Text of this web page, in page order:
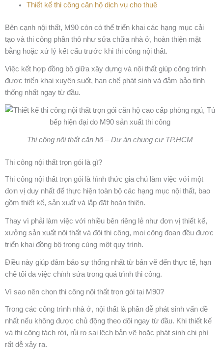
Thiết kế thi công căn hộ dịch vụ cho thuê
Bên cạnh nội thất, M90 còn có thể triển khai các hạng mục cải
tạo và thi công phần thô như sửa chữa nhà ở, hoàn thiện mặt
bằng hoặc xử lý kết cấu trước khi thi công nội thất.
Việc kết hợp đồng bộ giữa xây dựng và nội thất giúp công trình
được triển khai xuyên suốt, hạn chế phát sinh và đảm bảo tính
thống nhất ngay từ đầu.
Thi công nội thất căn hộ – Dự án chung cư TP.HCM
Thi công nội thất trọn gói là gì?
Thi công nội thất trọn gói là hình thức gia chủ làm việc với một
đơn vị duy nhất để thực hiện toàn bộ các hạng mục nội thất, bao
gồm thiết kế, sản xuất và lắp đặt hoàn thiện.
Thay vì phải làm việc với nhiều bên riêng lẻ như đơn vị thiết kế,
xưởng sản xuất nội thất và đội thi công, mọi công đoạn đều được
triển khai đồng bộ trong cùng một quy trình.
Điều này giúp đảm bảo sự thống nhất từ bản vẽ đến thực tế, hạn
chế tối đa việc chỉnh sửa trong quá trình thi công.
Vì sao nên chọn thi công nội thất trọn gói tại M90?
Trong các công trình nhà ở, nội thất là phần dễ phát sinh vấn đề
nhất nếu không được chủ động theo dõi ngay từ đầu. Khi thiết kế
và thi công tách rời, rủi ro sai lệch bản vẽ hoặc phát sinh chi phí
rất dễ xảy ra.